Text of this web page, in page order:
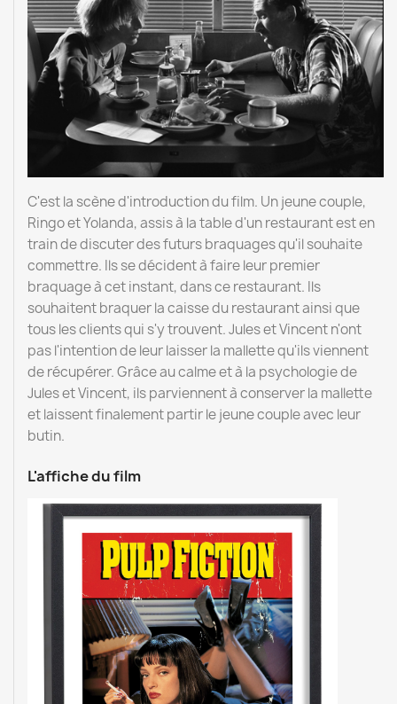
C'est la scène d'introduction du film. Un jeune couple,
Ringo et Yolanda, assis à la table d'un restaurant est en
train de discuter des futurs braquages qu'il souhaite
commettre. Ils se décident à faire leur premier
braquage à cet instant, dans ce restaurant. Ils
souhaitent braquer la caisse du restaurant ainsi que
tous les clients qui s'y trouvent. Jules et Vincent n'ont
pas l'intention de leur laisser la mallette qu'ils viennent
de récupérer. Grâce au calme et à la psychologie de
Jules et Vincent, ils parviennent à conserver la mallette
et laissent finalement partir le jeune couple avec leur
butin.
L'affiche du film